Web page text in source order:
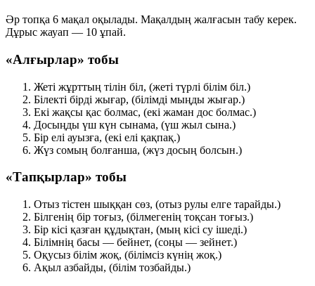
Әр топқа 6 мақал оқылады. Мақалдың жалғасын табу керек.
Дұрыс жауап — 10 ұпай.
«Алғырлар» тобы
Жеті жұрттың тілін біл, (жеті түрлі білім біл.)
Білекті бірді жығар, (білімді мыңды жығар.)
Екі жақсы қас болмас, (екі жаман дос болмас.)
Досыңды үш күн сынама, (үш жыл сына.)
Бір елі ауызға, (екі елі қақпақ.)
Жүз сомың болғанша, (жүз досың болсын.)
«Тапқырлар» тобы
Отыз тістен шыққан сөз, (отыз рулы елге тарайды.)
Білгенің бір тоғыз, (білмегенің тоқсан тоғыз.)
Бір кісі қазған құдықтан, (мың кісі су ішеді.)
Білімнің басы — бейнет, (соңы — зейнет.)
Оқусыз білім жоқ, (білімсіз күнің жоқ.)
Ақыл азбайды, (білім тозбайды.)